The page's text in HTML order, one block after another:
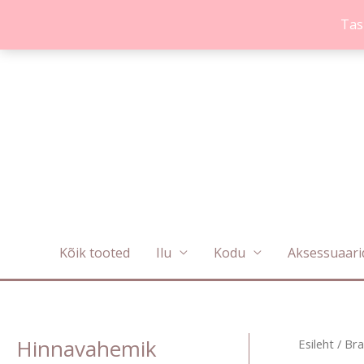
Kõik tooted Ilu Kodu
Hinnavahemik Esileht/